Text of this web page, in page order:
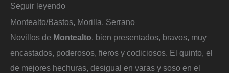
Seguir leyendo
Montealto/Bastos, Morilla, Serrano
Novillos de Montealto , bien presentados, bravos, muy
encastados, poderosos, fieros y codiciosos. El quinto, el
de mejores hechuras, desigual en varas y soso en el